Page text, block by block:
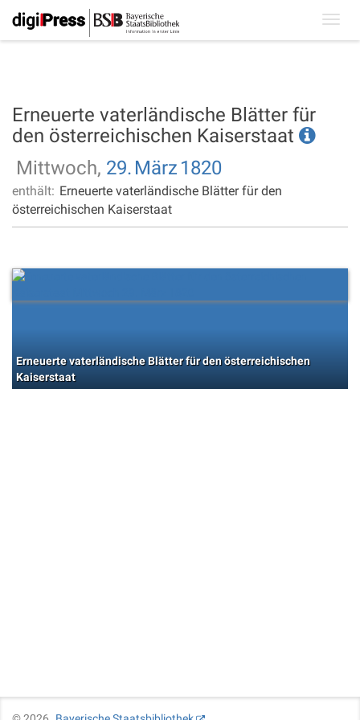
Erneuerte vaterländische Blätter für
den österreichischen Kaiserstaat
Mittwoch, 29. März 1820
enthält: Erneuerte vaterländische Blätter für den
österreichischen Kaiserstaat
Erneuerte vaterländische Blätter für den österreichischen
Kaiserstaat